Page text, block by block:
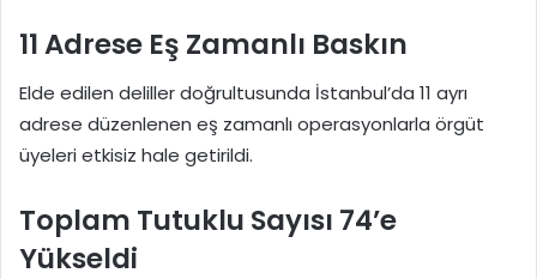
11 Adrese Eş Zamanlı Baskın
Elde edilen deliller doğrultusunda İstanbul’da 11 ayrı
adrese düzenlenen eş zamanlı operasyonlarla örgüt
üyeleri etkisiz hale getirildi.
Toplam Tutuklu Sayısı 74’e
Yükseldi